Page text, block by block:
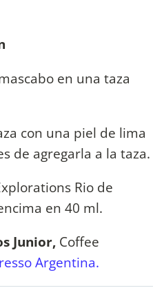
en una taza
con una piel de lima
de agregarla a la taza.
Rio de
en 40 ml.
Junior, Coffee
Argentina.